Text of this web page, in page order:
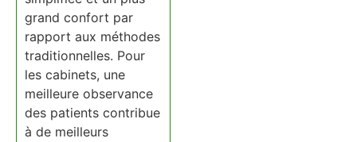
grand confort par
rapport aux méthodes
traditionnelles. Pour
les cabinets, une
meilleure observance
des patients contribue
à de meilleurs